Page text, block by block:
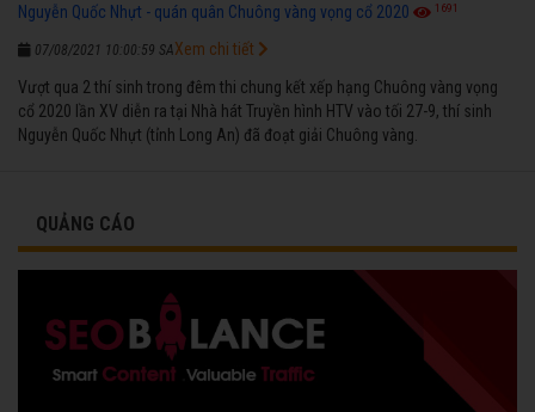
Nguyễn Quốc Nhựt - quán quân Chuông vàng vọng cổ 2020 1691
07/08/2021 10:00:59 SA
Vượt qua 2 thí sinh trong đêm thi chung kết xếp hạng Chuông vàng vọng
cổ 2020 lần XV diễn ra tại Nhà hát Truyền hình HTV vào tối 27-9, thí sinh
Nguyễn Quốc Nhựt (tỉnh Long An) đã đoạt giải Chuông vàng.
Xem chi tiết
QUẢNG CÁO